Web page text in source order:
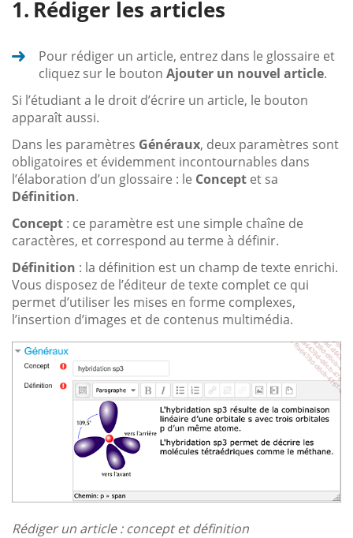
Rédiger les articles
Pour rédiger un article, entrez dans le glossaire et
cliquez sur le bouton Ajouter un nouvel article.
Si l’étudiant a le droit d’écrire un article, le bouton
apparaît aussi.
Dans les paramètres Généraux, deux paramètres sont
obligatoires et évidemment incontournables dans
l’élaboration d’un glossaire : le Concept et sa
Définition.
Concept : ce paramètre est une simple chaîne de
caractères, et correspond au terme à définir.
Définition : la définition est un champ de texte enrichi.
Vous disposez de l’éditeur de texte complet ce qui
permet d’utiliser les mises en forme complexes,
l’insertion d’images et de contenus multimédia.
Rédiger un article : concept et définition